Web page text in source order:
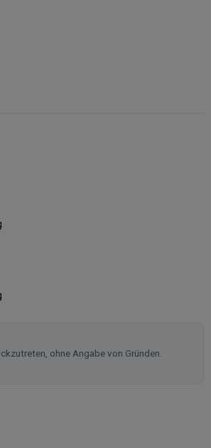
ohne Angabe von Gründen.